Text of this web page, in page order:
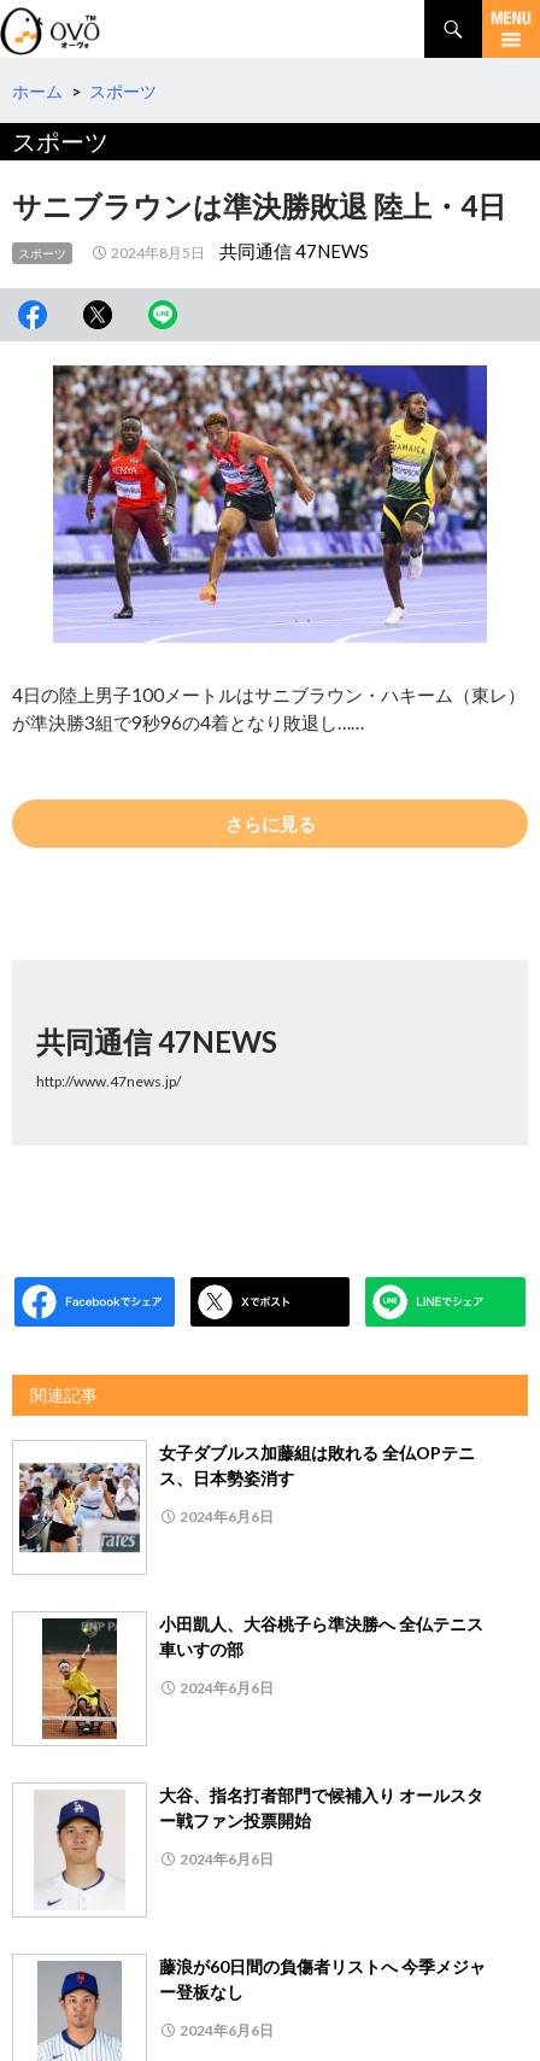
検
索
コ
テ
へ
ホーム > スポーツ
スポーツ
サニブラウンは準決勝敗退 陸上・4日
スポーツ 2024年8月5日 共同通信 47NEWS
4日の陸上男子100メートルはサニブラウン・ハキーム（東レ）
が準決勝3組で9秒96の4着となり敗退し……
さらに見る
共同通信 47NEWS
http://www.47news.jp/
関連記事
女子ダブルス加藤組は敗れる 全仏OPテニ
ス、日本勢姿消す
2024年6月6日
小田凱人、大谷桃子ら準決勝へ 全仏テニス
車いすの部
2024年6月6日
大谷、指名打者部門で候補入り オールスタ
ー戦ファン投票開始
2024年6月6日
藤浪が60日間の負傷者リストへ 今季メジャ
ー登板なし
2024年6月6日